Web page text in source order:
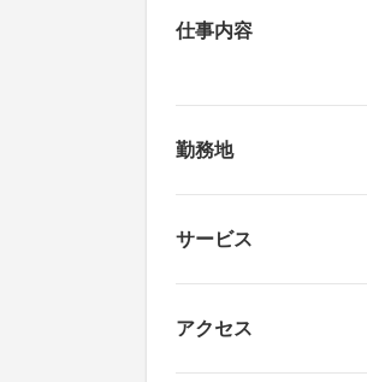
仕事内容
勤務地
サービス
アクセス